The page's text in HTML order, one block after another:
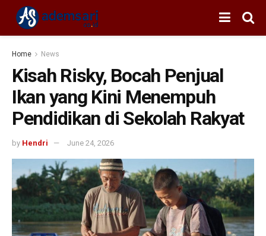
Home News
Kisah Risky, Bocah Penjual
Ikan yang Kini Menempuh
Pendidikan di Sekolah Rakyat
by Hendri June 24, 2026